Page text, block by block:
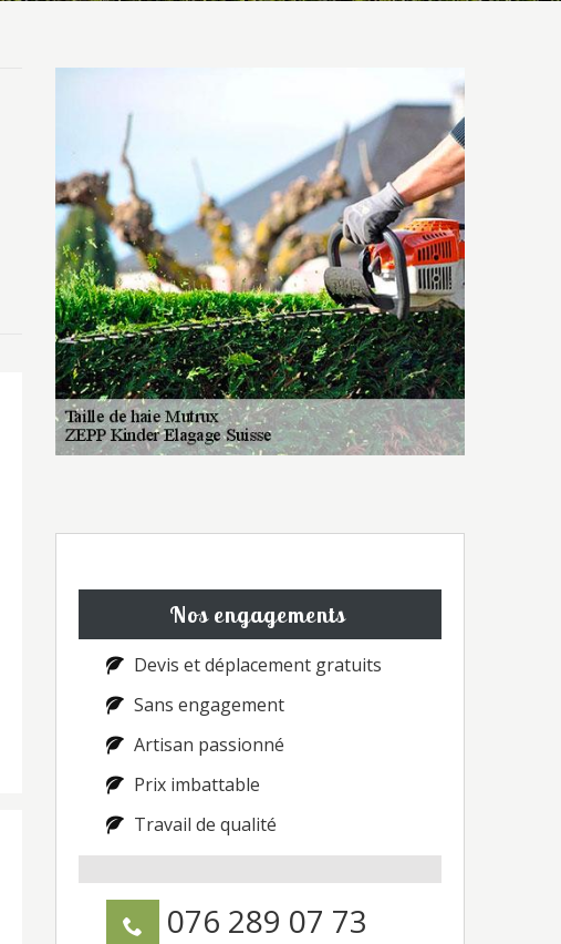
Nos engagements
Devis et déplacement gratuits
Sans engagement
Artisan passionné
Prix imbattable
Travail de qualité
076 289 07 73